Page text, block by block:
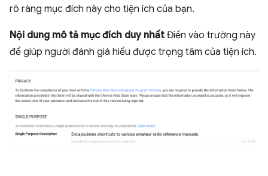
rõ ràng mục đích này cho tiện ích của bạn.
Nội dung mô tả mục đích duy nhất Điền vào trường này
để giúp người đánh giá hiểu được trọng tâm của tiện ích.